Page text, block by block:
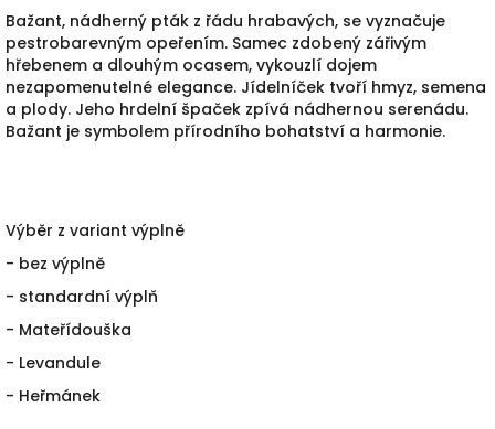
Bažant, nádherný pták z řádu hrabavých, se vyznačuje
pestrobarevným opeřením. Samec zdobený zářivým
hřebenem a dlouhým ocasem, vykouzlí dojem
nezapomenutelné elegance. Jídelníček tvoří hmyz, semena
a plody. Jeho hrdelní špaček zpívá nádhernou serenádu.
Bažant je symbolem přírodního bohatství a harmonie.
Výběr z variant výplně
- bez výplně
- standardní výplň
- Mateřídouška
- Levandule
- Heřmánek